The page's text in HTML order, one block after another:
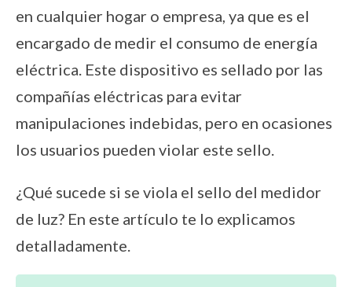
en cualquier hogar o empresa, ya que es el
encargado de medir el consumo de energía
eléctrica. Este dispositivo es sellado por las
compañías eléctricas para evitar
manipulaciones indebidas, pero en ocasiones
los usuarios pueden violar este sello.
¿Qué sucede si se viola el sello del medidor
de luz? En este artículo te lo explicamos
detalladamente.